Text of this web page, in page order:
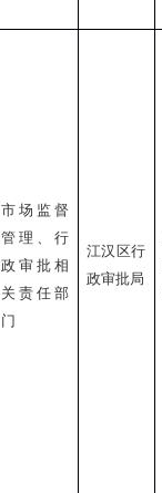
市场监督
管理、行
政审批相
关责任部
门
江汉区行
政审批局